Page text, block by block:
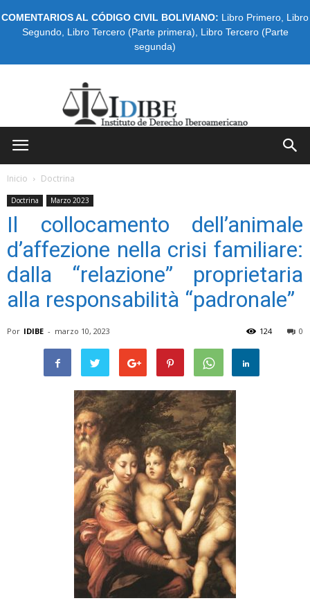
COMENTARIOS AL CÓDIGO CIVIL BOLIVIANO: Libro Primero Libro
Segundo, Libro Tercero (Parte primera)
Libro Tercero (Parte
segunda)
Inicio Doctrina
Doctrina Marzo 2023
Il collocamento dell’animale
d’affezione nella crisi familiare:
dalla “relazione” proprietaria
alla responsabilità “padronale”
Por IDIBE - marzo 10, 2023 0
124